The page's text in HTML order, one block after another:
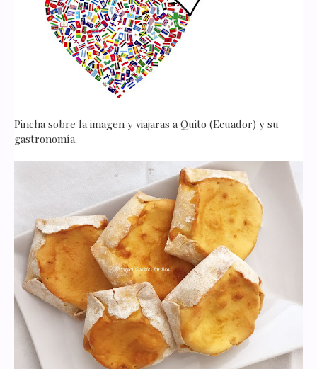
Pincha sobre la imagen y viajaras a Quito (Ecuador) y su
gastronomía.